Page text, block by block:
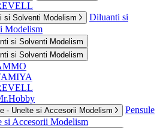
si Solventi Modelism
Diluanti si
Modelism
si Solventi Modelism
si Solventi Modelism
- Unelte si Accesorii Modelism
Pensule
si Accesorii Modelism